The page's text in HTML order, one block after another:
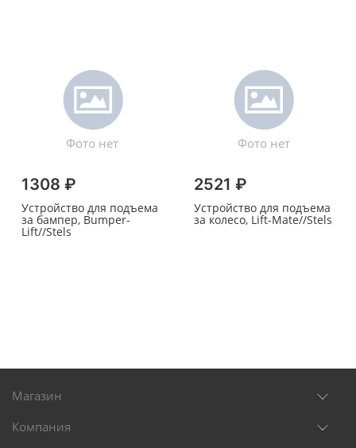
1308 ₽
Устройство для подъема
за бампер, Bumper-
Lift//Stels
2521 ₽
Устройство для подъема
за колесо, Lift-Mate//Stels
Магазин
Компания